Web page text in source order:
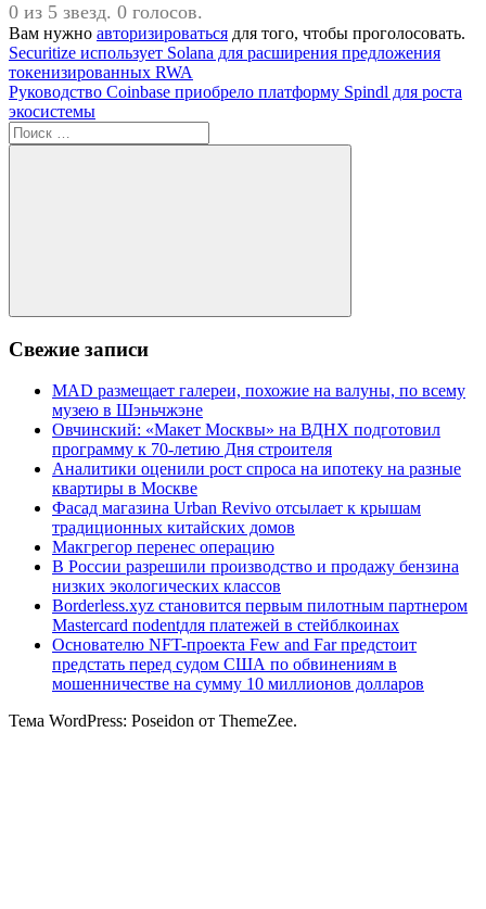
0 из 5 звезд. 0 голосов.
Вам нужно авторизироваться для того, чтобы проголосовать.
Навигация
по
записям
Предыдущая
запись:
Securitize использует Solana для расширения предложения
токенизированных RWA
Следующая
запись:
Руководство Coinbase приобрело платформу Spindl для роста
экосистемы
Поиск
для:
Поиск
Свежие записи
MAD размещает галереи, похожие на валуны, по всему
музею в Шэньчжэне
Овчинский: «Макет Москвы» на ВДНХ подготовил
программу к 70-летию Дня строителя
Аналитики оценили рост спроса на ипотеку на разные
квартиры в Москве
Фасад магазина Urban Revivo отсылает к крышам
традиционных китайских домов
Макгрегор перенес операцию
В России разрешили производство и продажу бензина
низких экологических классов
Borderless.xyz становится первым пилотным партнером
Mastercard поdentдля платежей в стейблкоинах
Основателю NFT-проекта Few and Far предстоит
предстать перед судом США по обвинениям в
мошенничестве на сумму 10 миллионов долларов
Тема WordPress: Poseidon от ThemeZee.